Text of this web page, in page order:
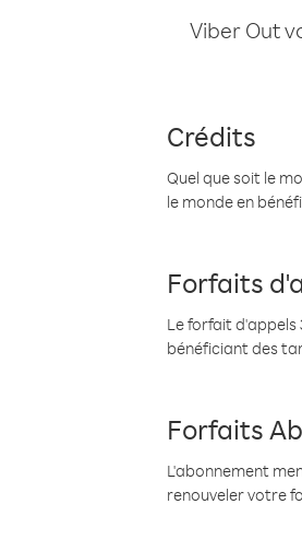
Viber Out
Crédits
Quel que soit le
le monde en
Forfaits
Le forfait d'appels
bénéficiant des
Forfaits
L'abonnement
renouveler votre